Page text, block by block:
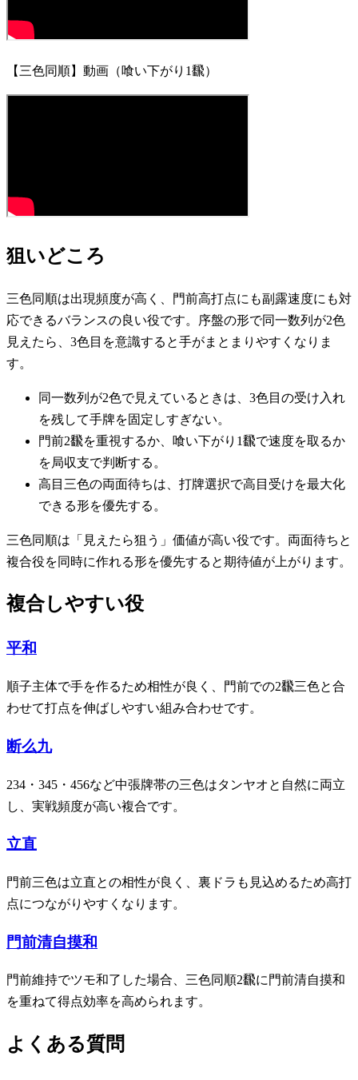
【三色同順】動画（喰い下がり1飜）
狙いどころ
三色同順は出現頻度が高く、門前高打点にも副露速度にも対
応できるバランスの良い役です。序盤の形で同一数列が2色
見えたら、3色目を意識すると手がまとまりやすくなりま
す。
同一数列が2色で見えているときは、3色目の受け入れ
を残して手牌を固定しすぎない。
門前2飜を重視するか、喰い下がり1飜で速度を取るか
を局収支で判断する。
高目三色の両面待ちは、打牌選択で高目受けを最大化
できる形を優先する。
三色同順は「見えたら狙う」価値が高い役です。両面待ちと
複合役を同時に作れる形を優先すると期待値が上がります。
複合しやすい役
平和
順子主体で手を作るため相性が良く、門前での2飜三色と合
わせて打点を伸ばしやすい組み合わせです。
断么九
234・345・456など中張牌帯の三色はタンヤオと自然に両立
し、実戦頻度が高い複合です。
立直
門前三色は立直との相性が良く、裏ドラも見込めるため高打
点につながりやすくなります。
門前清自摸和
門前維持でツモ和了した場合、三色同順2飜に門前清自摸和
を重ねて得点効率を高められます。
よくある質問